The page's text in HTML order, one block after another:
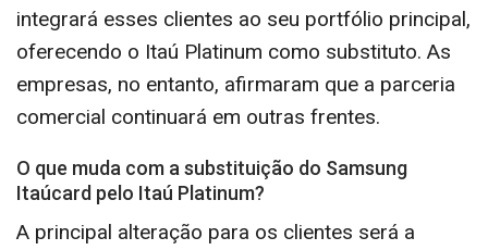
integrará esses clientes ao seu portfólio principal,
oferecendo o Itaú Platinum como substituto. As
empresas, no entanto, afirmaram que a parceria
comercial continuará em outras frentes.
O que muda com a substituição do Samsung
Itaúcard pelo Itaú Platinum?
A principal alteração para os clientes será a